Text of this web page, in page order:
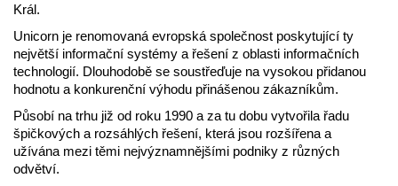
Král.
Unicorn je renomovaná evropská společnost poskytující ty
největší informační systémy a řešení z oblasti informačních
technologií. Dlouhodobě se soustřeďuje na vysokou přidanou
hodnotu a konkurenční výhodu přinášenou zákazníkům.
Působí na trhu již od roku 1990 a za tu dobu vytvořila řadu
špičkových a rozsáhlých řešení, která jsou rozšířena a
užívána mezi těmi nejvýznamnějšími podniky z různých
odvětví.